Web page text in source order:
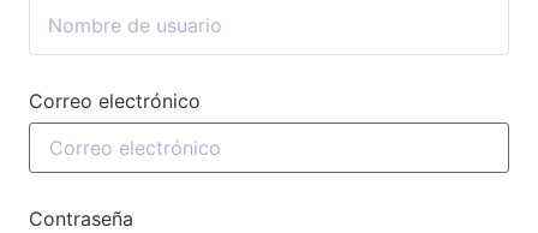
Correo electrónico
Contraseña